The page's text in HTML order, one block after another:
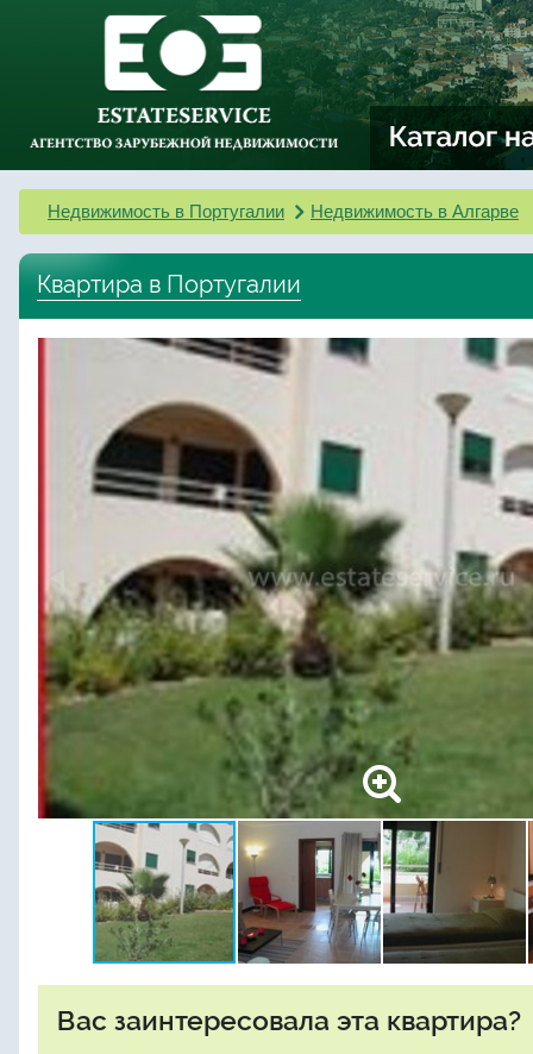
Недвижимость в Португалии Недвижимость в Алгарве
Квартира в Португалии
Вас заинтересовала эта квартира?